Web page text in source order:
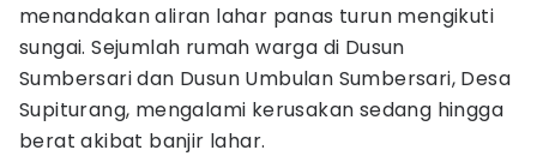
menandakan aliran lahar panas turun mengikuti
sungai. Sejumlah rumah warga di Dusun
Sumbersari dan Dusun Umbulan Sumbersari, Desa
Supiturang, mengalami kerusakan sedang hingga
berat akibat banjir lahar.